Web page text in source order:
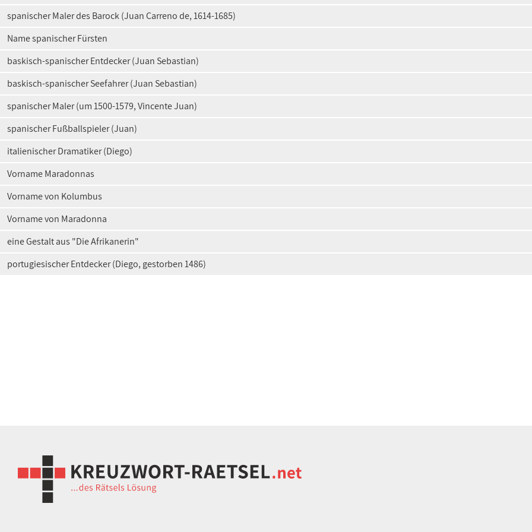
spanischer Maler des Barock (Juan Carreno de, 1614-1685)
Name spanischer Fürsten
baskisch-spanischer Entdecker (Juan Sebastian)
baskisch-spanischer Seefahrer (Juan Sebastian)
spanischer Maler (um 1500-1579, Vincente Juan)
spanischer Fußballspieler (Juan)
italienischer Dramatiker (Diego)
Vorname Maradonnas
Vorname von Kolumbus
Vorname von Maradonna
eine Gestalt aus "Die Afrikanerin"
portugiesischer Entdecker (Diego, gestorben 1486)